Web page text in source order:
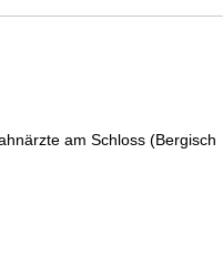
am Schloss (Bergisch